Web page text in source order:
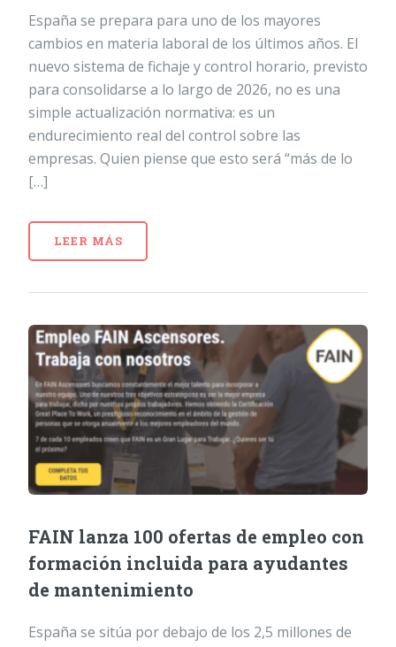
España se prepara para uno de los mayores
cambios en materia laboral de los últimos años. El
nuevo sistema de fichaje y control horario, previsto
para consolidarse a lo largo de 2026, no es una
simple actualización normativa: es un
endurecimiento real del control sobre las
empresas. Quien piense que esto será “más de lo
[…]
LEER MÁS
FAIN lanza 100 ofertas de empleo con
formación incluida para ayudantes
de mantenimiento
España se sitúa por debajo de los 2,5 millones de